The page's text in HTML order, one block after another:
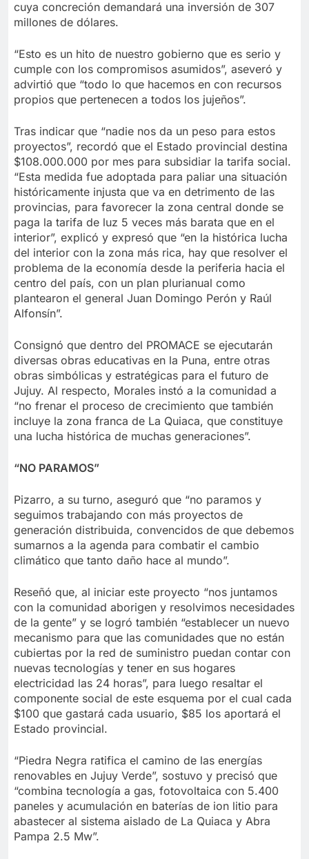
cuya concreción demandará una inversión de 307
millones de dólares.
“Esto es un hito de nuestro gobierno que es serio y
cumple con los compromisos asumidos”, aseveró y
advirtió que “todo lo que hacemos en con recursos
propios que pertenecen a todos los jujeños”.
Tras indicar que “nadie nos da un peso para estos
proyectos”, recordó que el Estado provincial destina
$108.000.000 por mes para subsidiar la tarifa social.
“Esta medida fue adoptada para paliar una situación
históricamente injusta que va en detrimento de las
provincias, para favorecer la zona central donde se
paga la tarifa de luz 5 veces más barata que en el
interior”, explicó y expresó que “en la histórica lucha
del interior con la zona más rica, hay que resolver el
problema de la economía desde la periferia hacia el
centro del país, con un plan plurianual como
plantearon el general Juan Domingo Perón y Raúl
Alfonsín”.
Consignó que dentro del PROMACE se ejecutarán
diversas obras educativas en la Puna, entre otras
obras simbólicas y estratégicas para el futuro de
Jujuy. Al respecto, Morales instó a la comunidad a
“no frenar el proceso de crecimiento que también
incluye la zona franca de La Quiaca, que constituye
una lucha histórica de muchas generaciones”.
“NO PARAMOS”
Pizarro, a su turno, aseguró que “no paramos y
seguimos trabajando con más proyectos de
generación distribuida, convencidos de que debemos
sumarnos a la agenda para combatir el cambio
climático que tanto daño hace al mundo”.
Reseñó que, al iniciar este proyecto “nos juntamos
con la comunidad aborigen y resolvimos necesidades
de la gente” y se logró también “establecer un nuevo
mecanismo para que las comunidades que no están
cubiertas por la red de suministro puedan contar con
nuevas tecnologías y tener en sus hogares
electricidad las 24 horas”, para luego resaltar el
componente social de este esquema por el cual cada
$100 que gastará cada usuario, $85 los aportará el
Estado provincial.
“Piedra Negra ratifica el camino de las energías
renovables en Jujuy Verde”, sostuvo y precisó que
“combina tecnología a gas, fotovoltaica con 5.400
paneles y acumulación en baterías de ion litio para
abastecer al sistema aislado de La Quiaca y Abra
Pampa 2.5 Mw”.